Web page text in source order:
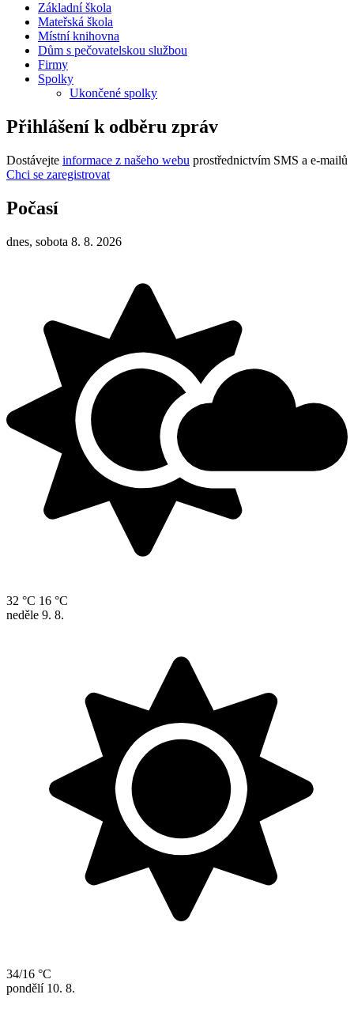
Základní škola
Mateřská škola
Místní knihovna
Dům s pečovatelskou službou
Firmy
Spolky
Ukončené spolky
Přihlášení k odběru zpráv
Dostávejte informace z našeho webu prostřednictvím SMS a e-mailů
Chci se zaregistrovat
Počasí
dnes, sobota 8. 8. 2026
32 °C 16 °C
neděle 9. 8.
34/16 °C
pondělí 10. 8.